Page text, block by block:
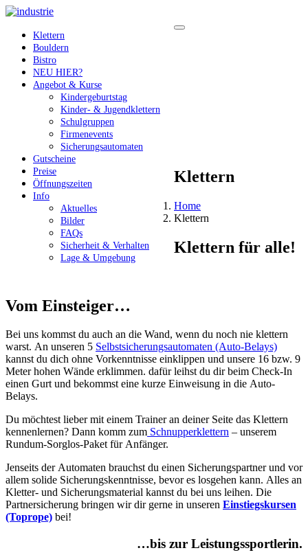
Klettern
Bouldern
Bistro
NEU HIER?
Angebot & Kurse
Kindergeburtstag
Kinder- & Jugendklettern
Schulgruppen
Firmenevents
Sicherungsautomaten
Gutscheine
Preise
Öffnungszeiten
Info
Aktuelles
Bilder
FAQs
Sicherheit & Verhalten
Lage & Umgebung
Klettern
Home
Klettern
Klettern für alle!
Vom Einsteiger…
Bei uns kommst du auch an die Wand, wenn du noch nie klettern
warst. An unseren 5 Selbstsicherungsautomaten (Auto-Belays)
kannst du dich ohne Vorkenntnisse einklippen und unsere 16 bzw. 9
Meter hohen Wände erklimmen. dafür leihst du dir beim Check-In
einen Gurt und bekommst eine kurze Einweisung in die Auto-
Belays.
Du möchtest lieber mit einem Trainer an deiner Seite das Klettern
kennenlernen? Dann komm zum Schnupperklettern – unserem
Rundum-Sorglos-Paket für Anfänger.
Jenseits der Automaten brauchst du einen Sicherungspartner und vor
allem solide Sicherungskenntnisse, bevor es losgehen kann. Alles an
Kletter- und Sicherungsmaterial kannst du bei uns leihen. Die
Partnersicherung bringen wir dir gerne in unseren Einstiegskursen
(Toprope) bei!
…bis zur Leistungssportlerin.